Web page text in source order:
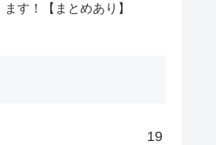
ます！【まとめあり】
19